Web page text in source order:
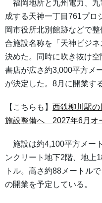
福岡地所と九州電力、九
成する天神一丁目761プロ
岡市役所北別館跡などで
合施設名称を「天神ビジ
決めた。同時に吹き抜け
書店が広さ約3,000平方メ
が決定した。8月に開業する
【こちらも】 西鉄柳川駅
施設整備へ 2027年6月オ
施設は約4,100平方メー
ンクリート地下2階、地上
トル。高さ約88メートル
の開業を予定している。